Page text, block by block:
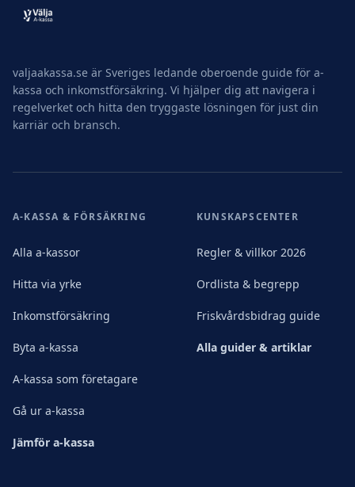
valjaakassa.se är Sveriges ledande oberoende guide för a-
kassa och inkomstförsäkring. Vi hjälper dig att navigera i
regelverket och hitta den tryggaste lösningen för just din
karriär och bransch.
A-KASSA & FÖRSÄKRING
Alla a-kassor
Hitta via yrke
Inkomstförsäkring
Byta a-kassa
A-kassa som företagare
Gå ur a-kassa
Jämför a-kassa
KUNSKAPSCENTER
Regler & villkor 2026
Ordlista & begrepp
Friskvårdsbidrag guide
Alla guider & artiklar